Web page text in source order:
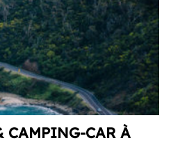
CAMPING-CAR À